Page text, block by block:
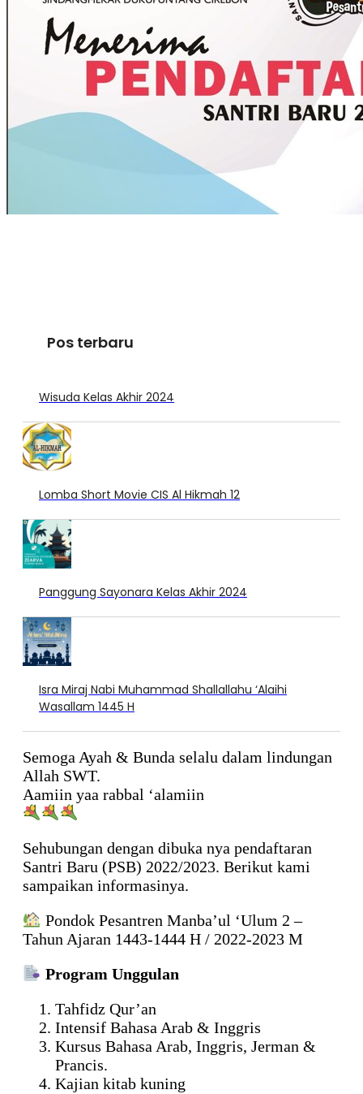
Pos terbaru
Wisuda Kelas Akhir 2024
Lomba Short Movie CIS Al Hikmah 12
Panggung Sayonara Kelas Akhir 2024
Isra Miraj Nabi Muhammad Shallallahu ‘Alaihi
Wasallam 1445 H
Semoga Ayah & Bunda selalu dalam lindungan
Allah SWT.
Aamiin yaa rabbal ‘alamiin
Sehubungan dengan dibuka nya pendaftaran
Santri Baru (PSB) 2022/2023. Berikut kami
sampaikan informasinya.
Pondok Pesantren Manba’ul ‘Ulum 2 –
Tahun Ajaran 1443-1444 H / 2022-2023 M
Program Unggulan
Tahfidz Qur’an
Intensif Bahasa Arab & Inggris
Kursus Bahasa Arab, Inggris, Jerman &
Prancis.
Kajian kitab kuning